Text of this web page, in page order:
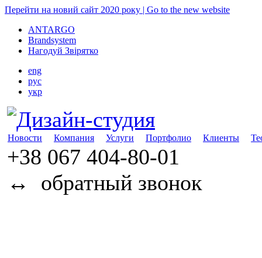
Перейти на новий сайт 2020 року | Go to the new website
ANTARGO
Brandsystem
Нагодуй Звірятко
eng
рус
укр
Новости Компания Услуги Портфолио Клиенты
+38 067 404-80-01
↔
обратный звонок